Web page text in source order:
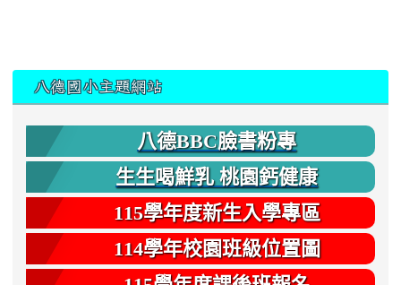
八德國小主題網站
八德BBC臉書粉專
生生喝鮮乳 桃園鈣健康
115學年度新生入學專區
114學年校園班級位置圖